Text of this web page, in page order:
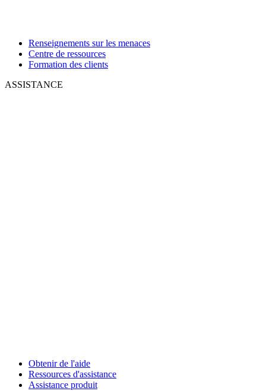
Renseignements sur les menaces
Centre de ressources
Formation des clients
ASSISTANCE
Obtenir de l'aide
Ressources d'assistance
Assistance produit